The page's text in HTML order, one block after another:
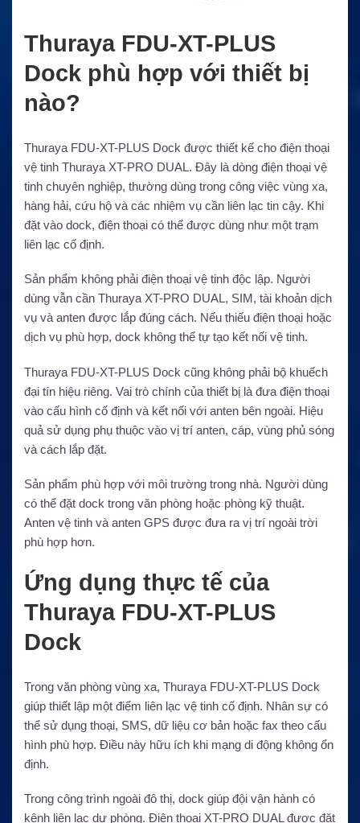
Thuraya FDU-XT-PLUS
Dock phù hợp với thiết bị
nào?
Thuraya FDU-XT-PLUS Dock được thiết kế cho điện thoại
vệ tinh Thuraya XT-PRO DUAL. Đây là dòng điện thoại vệ
tinh chuyên nghiệp, thường dùng trong công việc vùng xa,
hàng hải, cứu hộ và các nhiệm vụ cần liên lạc tin cậy. Khi
đặt vào dock, điện thoại có thể được dùng như một trạm
liên lạc cố định.
Sản phẩm không phải điện thoại vệ tinh độc lập. Người
dùng vẫn cần Thuraya XT-PRO DUAL, SIM, tài khoản dịch
vụ và anten được lắp đúng cách. Nếu thiếu điện thoại hoặc
dịch vụ phù hợp, dock không thể tự tạo kết nối vệ tinh.
Thuraya FDU-XT-PLUS Dock cũng không phải bộ khuếch
đại tín hiệu riêng. Vai trò chính của thiết bị là đưa điện thoại
vào cấu hình cố định và kết nối với anten bên ngoài. Hiệu
quả sử dụng phụ thuộc vào vị trí anten, cáp, vùng phủ sóng
và cách lắp đặt.
Sản phẩm phù hợp với môi trường trong nhà. Người dùng
có thể đặt dock trong văn phòng hoặc phòng kỹ thuật.
Anten vệ tinh và anten GPS được đưa ra vị trí ngoài trời
phù hợp hơn.
Ứng dụng thực tế của
Thuraya FDU-XT-PLUS
Dock
Trong văn phòng vùng xa, Thuraya FDU-XT-PLUS Dock
giúp thiết lập một điểm liên lạc vệ tinh cố định. Nhân sự có
thể sử dụng thoại, SMS, dữ liệu cơ bản hoặc fax theo cấu
hình phù hợp. Điều này hữu ích khi mạng di động không ổn
định.
Trong công trình ngoài đô thị, dock giúp đội vận hành có
kênh liên lạc dự phòng. Điện thoại XT-PRO DUAL được đặt